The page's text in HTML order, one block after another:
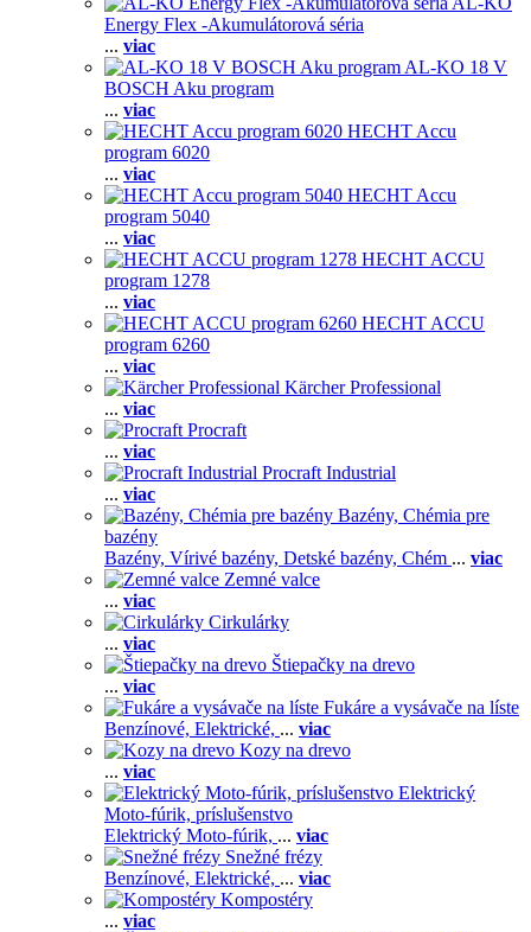
Energy Flex -Akumulátorová séria
... viac
AL-KO 18 V
BOSCH Aku program
... viac
HECHT Accu
program 6020
... viac
HECHT Accu
program 5040
... viac
HECHT ACCU
program 1278
... viac
HECHT ACCU
program 6260
... viac
Kärcher Professional
... viac
Procraft
... viac
Procraft Industrial
... viac
Bazény, Chémia pre
bazény
Bazény, Vírivé bazény, Detské bazény, Chém ... viac
Zemné valce
... viac
Cirkulárky
... viac
Štiepačky na drevo
... viac
Fukáre a vysávače na líste
Benzínové, Elektrické, ... viac
Kozy na drevo
... viac
Elektrický
Moto-fúrik, príslušenstvo
Elektrický Moto-fúrik, ... viac
Snežné frézy
Benzínové, Elektrické, ... viac
Kompostéry
... viac